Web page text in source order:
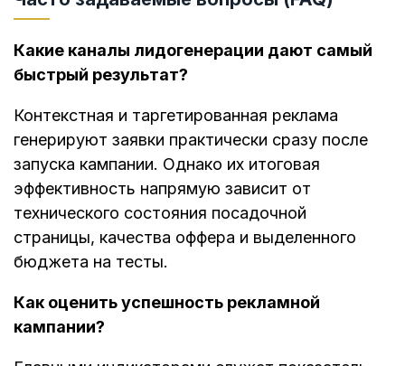
Какие каналы лидогенерации дают самый
быстрый результат?
Контекстная и таргетированная реклама
генерируют заявки практически сразу после
запуска кампании. Однако их итоговая
эффективность напрямую зависит от
технического состояния посадочной
страницы, качества оффера и выделенного
бюджета на тесты.
Как оценить успешность рекламной
кампании?